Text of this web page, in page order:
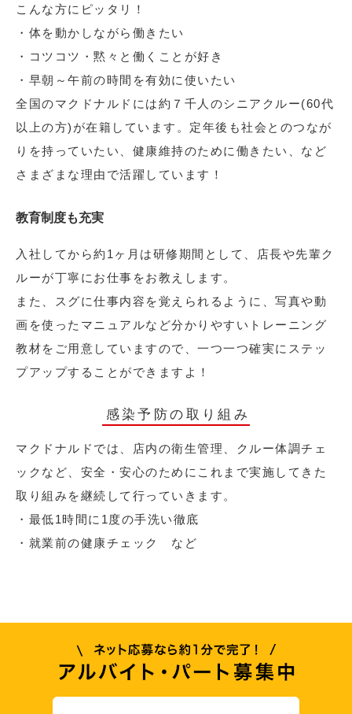
こんな方にピッタリ！
・体を動かしながら働きたい
・コツコツ・黙々と働くことが好き
・早朝～午前の時間を有効に使いたい
全国のマクドナルドには約７千人のシニアクルー(60代
以上の方)が在籍しています。定年後も社会とのつなが
りを持っていたい、健康維持のために働きたい、など
さまざまな理由で活躍しています！
教育制度も充実
入社してから約1ヶ月は研修期間として、店長や先輩ク
ルーが丁寧にお仕事をお教えします。
また、スグに仕事内容を覚えられるように、写真や動
画を使ったマニュアルなど分かりやすいトレーニング
教材をご用意していますので、一つ一つ確実にステッ
プアップすることができますよ！
感染予防の取り組み
マクドナルドでは、店内の衛生管理、クルー体調チェ
ックなど、安全・安心のためにこれまで実施してきた
取り組みを継続して行っていきます。
・最低1時間に1度の手洗い徹底
・就業前の健康チェック など